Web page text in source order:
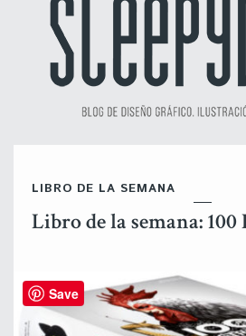
LIBRO DE LA SEMANA
Libro de la semana:
Save